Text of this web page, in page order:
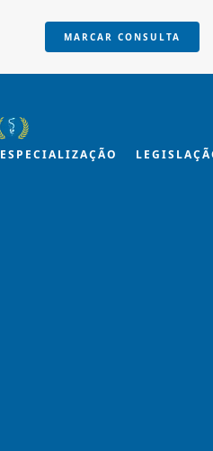
MARCAR CONSULTA
ESPECIALIZAÇÃO